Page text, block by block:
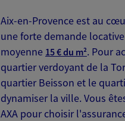
33 Bis Route De
Horaires :Ouvert
de 09:00 à 19:00 (sur
04 12 04 73 13
Aix-en-Provence est au
une forte demande
moyenne 15 € du m². Pour
quartier verdoyant de la
quartier Beisson et le
dynamiser la ville. Vous
AXA pour choisir